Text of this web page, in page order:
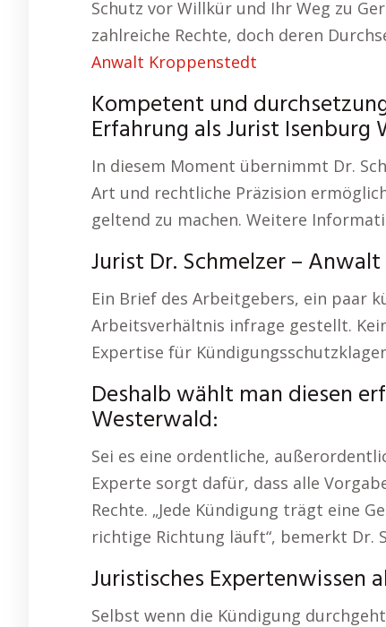
Schutz vor Willkür und Ihr Weg zu
zahlreiche Rechte, doch deren
Anwalt Kroppenstedt
Kompetent und
Erfahrung als Jurist Isenburg
In diesem Moment übernimmt Dr.
Art und rechtliche Präzision
geltend zu machen. Weitere
Jurist Dr. Schmelzer –
Ein Brief des Arbeitgebers, ein paar
Arbeitsverhältnis infrage gestellt.
Expertise für
Deshalb wählt man diesen
Westerwald:
Sei es eine ordentliche,
Experte sorgt dafür, dass alle
Rechte. „Jede Kündigung trägt eine
richtige Richtung läuft“, bemerkt Dr.
Juristisches Expertenwissen
Selbst wenn die Kündigung